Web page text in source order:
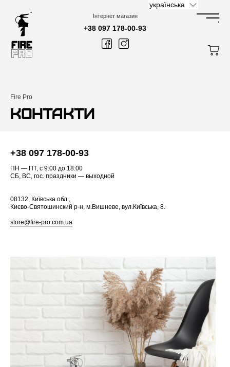
контенту
Інтернет магазин
+38 097 178-00-93
КОНТАКТИ
Fire Pro
+38 097 178-00-93
ПН — ПТ, с 9:00 до 18:00
СБ, ВС, гос. праздники — выходной
08132, Київська обл.,
Києво-Святошинский р-н, м.Вишневе, вул.Київська, 8.
store@fire-pro.com.ua
українська